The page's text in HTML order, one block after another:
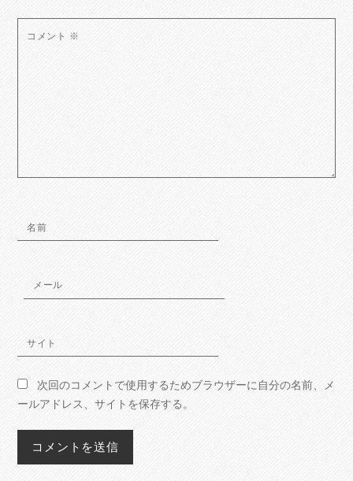
コメント ※
名前
メール
サイト
次回のコメントで使用するためブラウザーに自分の名前、メ
ールアドレス、サイトを保存する。